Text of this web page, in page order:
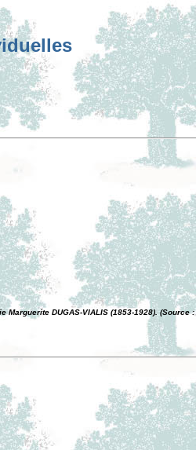
Marguerite DUGAS-VIALIS (1853-1928). (Source